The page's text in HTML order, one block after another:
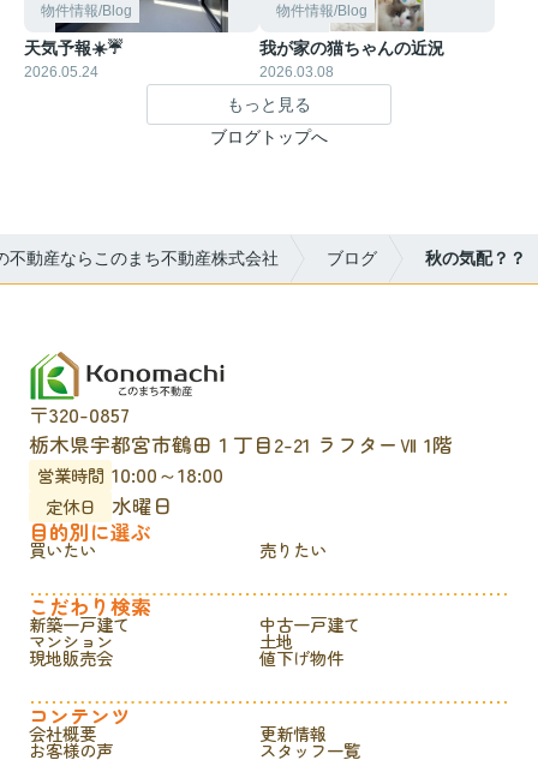
物件情報/Blog
天気予報☀️☔
2026.05.24
物件情報/Blog
我が家の猫ちゃんの近況
2026.03.08
もっと見る
ブログトップへ
不動産ならこのまち不動産株式会社 ブログ 秋の気配？？
〒320-0857
栃木県宇都宮市鶴田１丁目2-21 ラフターⅦ 1階
営業時間 10:00～18:00
定休日
水曜日
目的別に選ぶ
買いたい 売りたい
こだわり検索
新築一戸建て 中古一戸建て
マンション 土地
現地販売会 値下げ物件
コンテンツ
会社概要 更新情報
お客様の声 スタッフ一覧